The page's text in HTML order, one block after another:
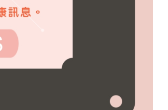
髮精就好了，但是...
髮精？....不管甚麼問題都要弄清楚以下問題